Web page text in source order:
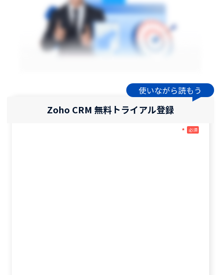
Zoho CRM 無料トライアル登録
使いながら読もう
* 必須